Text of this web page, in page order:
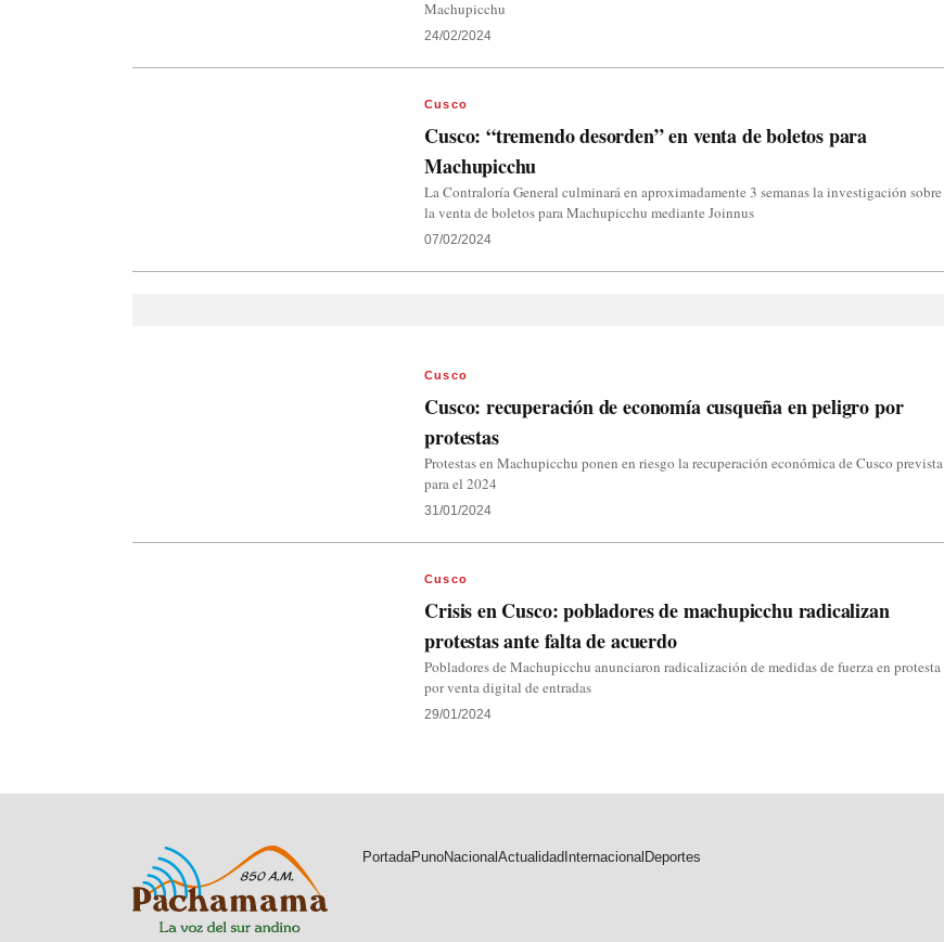
Machupicchu
24/02/2024
Cusco
Cusco: “tremendo desorden” en venta de boletos para
Machupicchu
La Contraloría General culminará en aproximadamente 3 semanas la investigación sobre
la venta de boletos para Machupicchu mediante Joinnus
07/02/2024
Cusco
Cusco: recuperación de economía cusqueña en peligro por
protestas
Protestas en Machupicchu ponen en riesgo la recuperación económica de Cusco prevista
para el 2024
31/01/2024
Cusco
Crisis en Cusco: pobladores de machupicchu radicalizan
protestas ante falta de acuerdo
Pobladores de Machupicchu anunciaron radicalización de medidas de fuerza en protesta
por venta digital de entradas
29/01/2024
PortadaPunoNacionalActualidad Internacional Deportes